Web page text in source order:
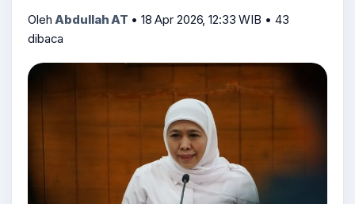
OlehAbdullah AT • 18 Apr 2026, 12:33 WIB • 43
dibaca